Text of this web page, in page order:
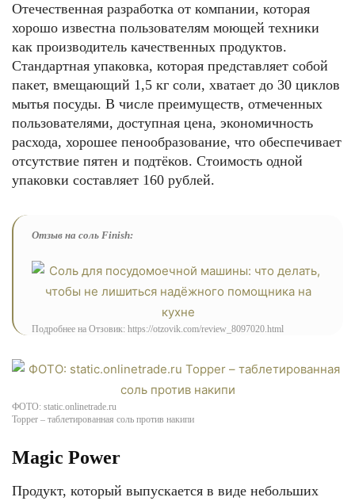
Отечественная разработка от компании, которая
хорошо известна пользователям моющей техники
как производитель качественных продуктов.
Стандартная упаковка, которая представляет собой
пакет, вмещающий 1,5 кг соли, хватает до 30 циклов
мытья посуды. В числе преимуществ, отмеченных
пользователями, доступная цена, экономичность
расхода, хорошее пенообразование, что обеспечивает
отсутствие пятен и подтёков. Стоимость одной
упаковки составляет 160 рублей.
Отзыв на соль Finish:
Подробнее на Отзовик: https://otzovik.com/review_8097020.html
ФОТО: static.onlinetrade.ru
Topper – таблетированная соль против накипи
Magic Power
Продукт, который выпускается в виде небольших